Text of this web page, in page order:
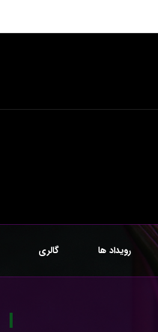
رویداد ها گالری